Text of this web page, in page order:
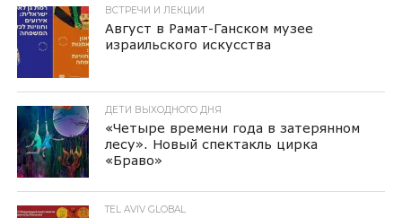
ВСТРЕЧИ И ЛЕКЦИИ
Август в Рамат-Ганском музее
израильского искусства
ДЕТИ ВЫХОДНОГО ДНЯ
«Четыре времени года в затерянном
лесу». Новый спектакль цирка
«Браво»
TEL AVIV GLOBAL